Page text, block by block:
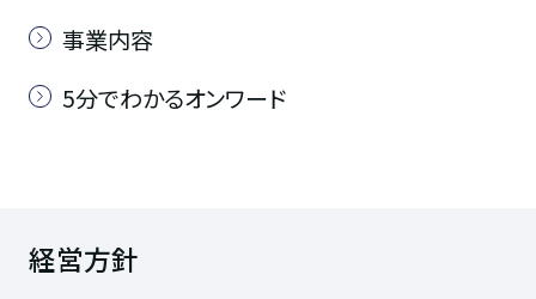
事業内容
5分でわかるオンワード
経営方針